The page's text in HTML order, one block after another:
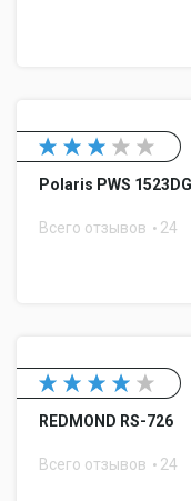
Polaris PWS
Всего отзывов 24
REDMOND RS-726
Всего отзывов 24